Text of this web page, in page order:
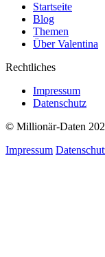
Startseite
Blog
Themen
Über Valentina
Rechtliches
Impressum
Datenschutz
© Millionär-Daten
Impressum